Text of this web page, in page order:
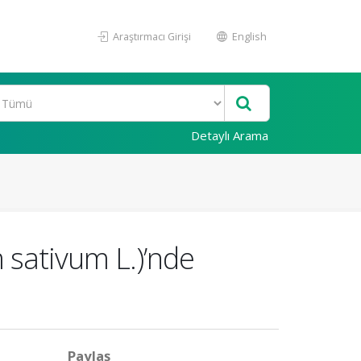
Araştırmacı Girişi English
Detaylı Arama
L.)’nde
Paylaş